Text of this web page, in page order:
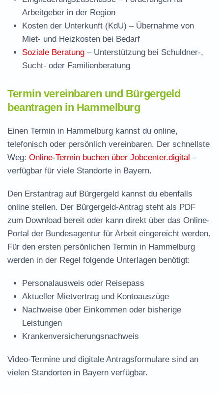
Arbeitgeber in der Region
Kosten der Unterkunft (KdU) – Übernahme von
Miet- und Heizkosten bei Bedarf
Soziale Beratung – Unterstützung bei Schuldner-,
Sucht- oder Familienberatung
Termin vereinbaren und Bürgergeld
beantragen in Hammelburg
Einen Termin in Hammelburg kannst du online,
telefonisch oder persönlich vereinbaren. Der schnellste
Weg: Online-Termin buchen über Jobcenter.digital –
verfügbar für viele Standorte in Bayern.
Den Erstantrag auf Bürgergeld kannst du ebenfalls
online stellen. Der Bürgergeld-Antrag steht als PDF
zum Download bereit oder kann direkt über das Online-
Portal der Bundesagentur für Arbeit eingereicht werden.
Für den ersten persönlichen Termin in Hammelburg
werden in der Regel folgende Unterlagen benötigt:
Personalausweis oder Reisepass
Aktueller Mietvertrag und Kontoauszüge
Nachweise über Einkommen oder bisherige
Leistungen
Krankenversicherungsnachweis
Video-Termine und digitale Antragsformulare sind an
vielen Standorten in Bayern verfügbar.